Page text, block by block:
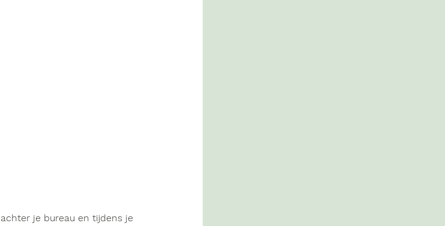
je bureau en tijdens je